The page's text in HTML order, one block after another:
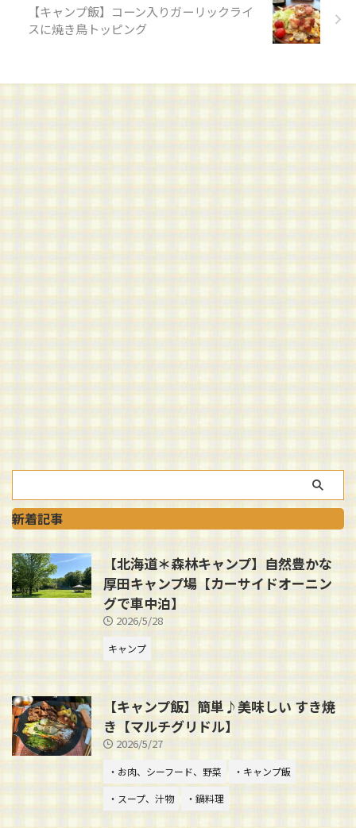
【キャンプ飯】コーン入りガーリックライ
スに焼き鳥トッピング
新着記事
【北海道＊森林キャンプ】自然豊かな
厚田キャンプ場【カーサイドオーニン
グで車中泊】
2026/5/28
キャンプ
【キャンプ飯】簡単♪美味しい すき焼
き【マルチグリドル】
2026/5/27
・お肉、シーフード、野菜
・キャンプ飯
・スープ、汁物
・鍋料理